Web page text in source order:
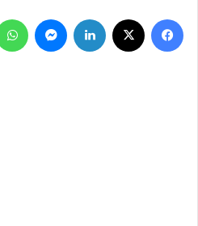
فيسبوك لينكدإن ماسنجر